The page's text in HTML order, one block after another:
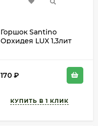
Горшок Santino
Орхидея LUX 1,3лит
170 ₽